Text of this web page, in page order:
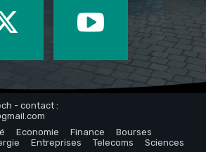
- contact :
Economie Finance
Bourses
Entreprises Telecoms Sciences